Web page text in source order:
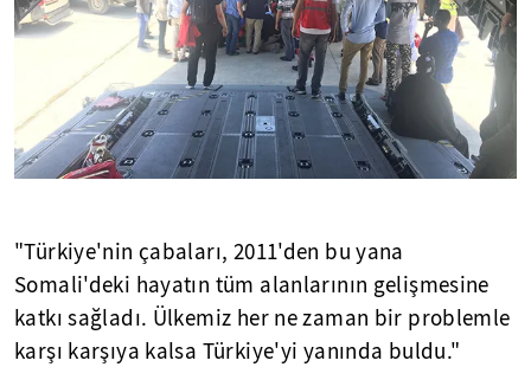
"Türkiye'nin çabaları, 2011'den bu yana
Somali'deki hayatın tüm alanlarının gelişmesine
katkı sağladı. Ülkemiz her ne zaman bir problemle
karşı karşıya kalsa Türkiye'yi yanında buldu."